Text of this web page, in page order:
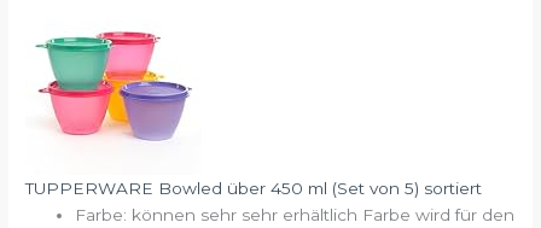
TUPPERWARE Bowled über 450 ml (Set von 5) sortiert
Farbe: können sehr sehr erhältlich Farbe wird für den